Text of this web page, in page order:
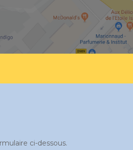
ci-dessous.